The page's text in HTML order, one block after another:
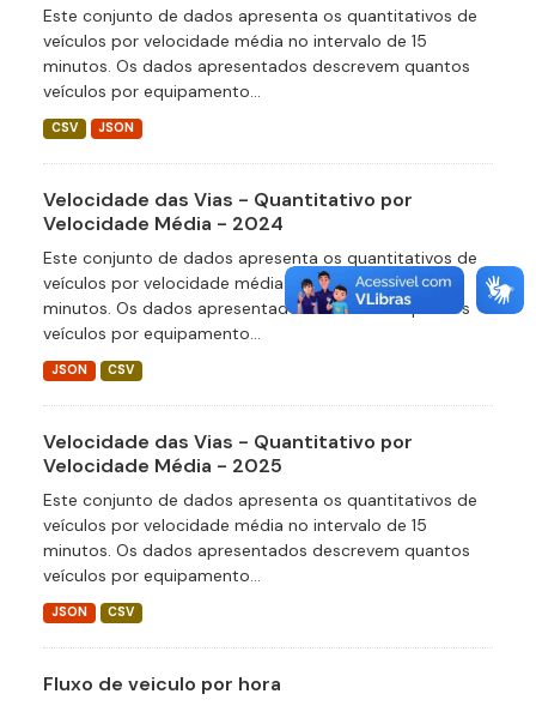
Este conjunto de dados apresenta os quantitativos de
veículos por velocidade média no intervalo de 15
minutos. Os dados apresentados descrevem quantos
veículos por equipamento...
CSV JSON
Velocidade das Vias - Quantitativo por
Velocidade Média - 2024
Este conjunto de dados apresenta os quantitativos de
veículos por velocidade média no intervalo de 15
minutos. Os dados apresentados descrevem quantos
veículos por equipamento...
JSON CSV
Velocidade das Vias - Quantitativo por
Velocidade Média - 2025
Este conjunto de dados apresenta os quantitativos de
veículos por velocidade média no intervalo de 15
minutos. Os dados apresentados descrevem quantos
veículos por equipamento...
JSON CSV
Fluxo de veiculo por hora